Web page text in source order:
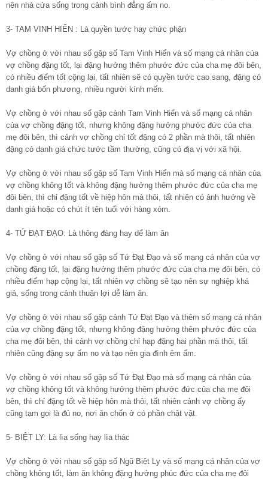
nên nhà cửa sống trong cảnh bình đẳng ấm no.
3- TAM VINH HIỂN : Là quyền tước hay chức phận
Vợ chồng ở với nhau số gặp số Tam Vinh Hiển và số mạng cá nhân của
vợ chồng đặng tốt, lại đặng hưởng thêm phước đức của cha mẹ đôi bên,
có nhiều điểm tốt cộng lại, tất nhiên sẽ có quyền tước cao sang, đặng có
danh giá bốn phương, nhiều người kính mến.
Vợ chồng ở với nhau số gặp cảnh Tam Vinh Hiển và số mạng cá nhân
của vợ chồng đặng tốt, nhưng không đặng hưởng phước đức của cha
mẹ đôi bên, thì cảnh vợ chồng chỉ tốt đặng có 2 phần mà thôi, tất nhiên
đặng có danh giá chức tước tầm thường, cũng có địa vị với xã hội.
Vợ chồng ở với nhau số gặp số Tam Vinh Hiển mà số mạng cá nhân của
vợ chồng không tốt và không đặng hưởng thêm phước đức của cha mẹ
đôi bên, thì chỉ đặng tốt về hiệp hôn mà thôi, tất nhiên có ảnh hưởng về
danh giá hoặc có chút ít tên tuổi với hàng xóm.
4- TỨ ĐẠT ĐẠO: Là thông đàng hay dể làm ăn
Vợ chồng ở với nhau số gặp số Tứ Đạt Đạo và số mạng cá nhân của vợ
chồng đặng tốt, lại đặng hưởng thêm phước đức của cha mẹ đôi bên, có
nhiều điểm hạp cộng lại, tất nhiên vợ chồng sẽ tạo nên sự nghiệp khá
giả, sống trong cảnh thuận lợi dễ làm ăn.
Vợ chồng ở với nhau số gặp cảnh Tứ Đạt Đạo và thêm số mạng cá nhân
của vợ chồng đặng tốt, nhưng không đặng hưởng thêm phước đức của
cha mẹ đôi bên, thì cảnh vợ chồng chỉ hạp đặng hai phần mà thôi, tất
nhiên cũng đặng sự ấm no và tạo nên gia đình êm ấm.
Vợ chồng ở với nhau số gặp số Tứ Đạt Đạo mà số mạng cá nhân của
vợ chồng không tốt và không hưởng thêm phước đức của cha mẹ đôi
bên, thì chỉ đặng tốt về hiệp hôn mà thôi, tất nhiên cảnh vợ chồng ấy
cũng tạm gọi là đủ no, nơi ăn chốn ở có phần chật vật.
5- BIỆT LY: Là lìa sống hay lìa thác
Vợ chồng ở với nhau số gặp số Ngũ Biệt Ly và số mạng cá nhân của vợ
chồng không tốt, làm ăn không đặng hưởng phúc đức của cha mẹ đôi